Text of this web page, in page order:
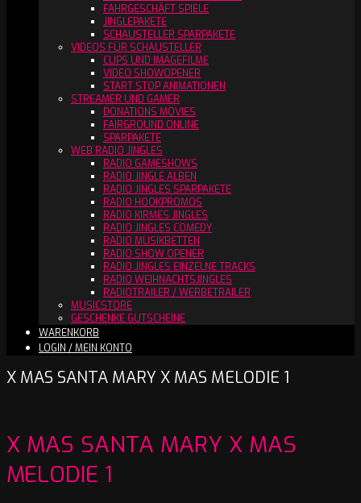
FAHRGESCHÄFT SPIELE
JINGLEPAKETE
SCHAUSTELLER SPARPAKETE
VIDEOS FÜR SCHAUSTELLER
CLIPS UND IMAGEFILME
VIDEO SHOWOPENER
START STOP ANIMATIONEN
STREAMER UND GAMER
DONATIONS MOVIES
FAIRGROUND ONLINE
SPARPAKETE
WEB RADIO JINGLES
RADIO GAMESHOWS
RADIO JINGLE ALBEN
RADIO JINGLES SPARPAKETE
RADIO HOOKPROMOS
RADIO KIRMES JINGLES
RADIO JINGLES COMEDY
RADIO MUSIKBETTEN
RADIO SHOW OPENER
RADIO JINGLES EINZELNE TRACKS
RADIO WEIHNACHTSJINGLES
RADIOTRAILER / WERBETRAILER
MUSICSTORE
GESCHENKE GUTSCHEINE
WARENKORB
LOGIN / MEIN KONTO
X MAS SANTA MARY X MAS MELODIE 1
X MAS SANTA MARY X MAS
MELODIE 1